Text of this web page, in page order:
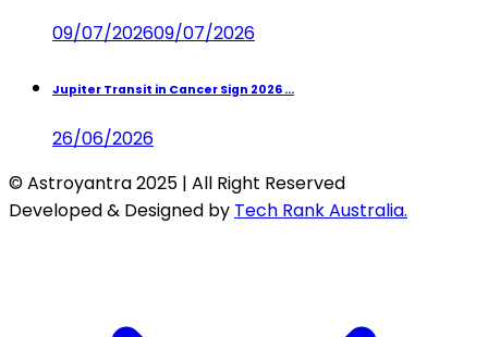
09/07/202609/07/2026
Jupiter Transit in Cancer Sign 2026 ...
26/06/2026
© Astroyantra 2025 | All Right Reserved
Developed & Designed by Tech Rank Australia.